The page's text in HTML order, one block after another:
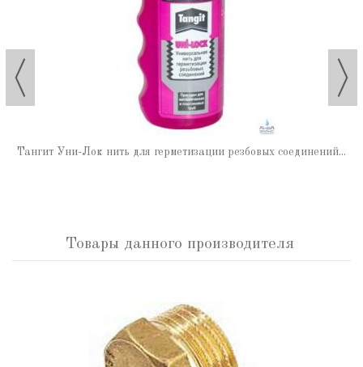
Тангит Уни-Лок нить для герметизации резбовых соединений...
Товары данного производителя